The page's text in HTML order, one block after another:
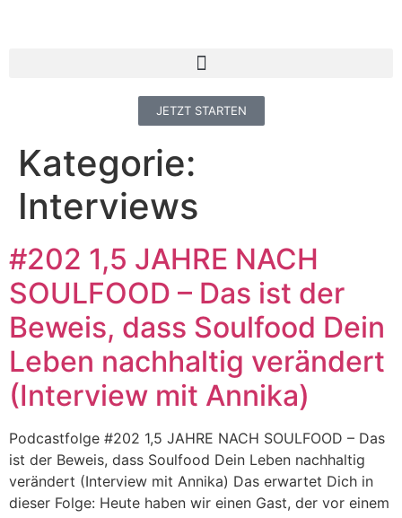
JETZT STARTEN
Kategorie:
Interviews
#202 1,5 JAHRE NACH
SOULFOOD – Das ist der
Beweis, dass Soulfood Dein
Leben nachhaltig verändert
(Interview mit Annika)
Podcastfolge #202 1,5 JAHRE NACH SOULFOOD – Das
ist der Beweis, dass Soulfood Dein Leben nachhaltig
verändert (Interview mit Annika) Das erwartet Dich in
dieser Folge: Heute haben wir einen Gast, der vor einem